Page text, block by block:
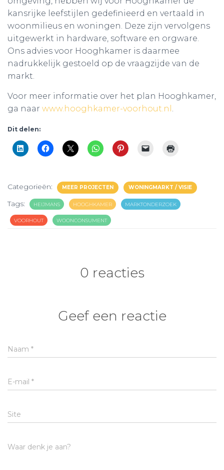
kansrijke leefstijlen gedefinieerd en vertaald in
woonmilieus en woningen. Deze zijn vervolgens
uitgewerkt in hardware, software en orgware.
Ons advies voor Hooghkamer is daarmee
nadrukkelijk gestoeld op de vraagzijde van de
markt.
Voor meer informatie over het plan Hooghkamer,
ga naar www.hooghkamer-voorhout.nl .
Dit delen:
Categorieën: MEER PROJECTEN WONINGMARKT / VISIE
Tags: HEIJMANS HOOGHKAMER MARKTONDERZOEK
VOORHOUT WOONCONSUMENT
0 reacties
Geef een reactie
Naam *
E-mail *
Site
Waar denk je aan?